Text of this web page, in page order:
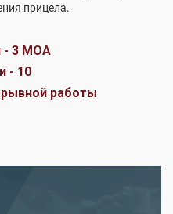
прицела.
- 3 МОА
- 10
работы